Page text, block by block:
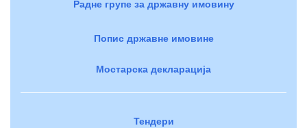
Радне групе за државну имовину
Попис државне имовине
Мостарска декларација
Тендери